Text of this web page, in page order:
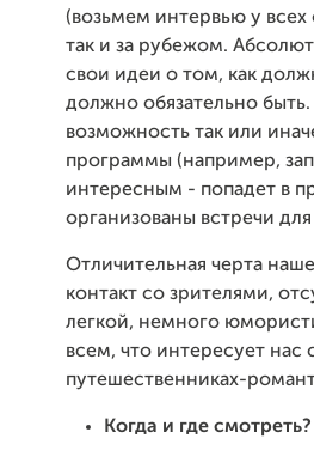
(возьмем интервью у
так и за рубежом.
свои идеи о том, как
должно обязательно
возможность так или
программы (например,
интересным - попадет в
организованы встречи для
Отличительная черта
контакт со зрителями,
легкой, немного
всем, что интересует
путешественниках-
Когда и где смотреть?